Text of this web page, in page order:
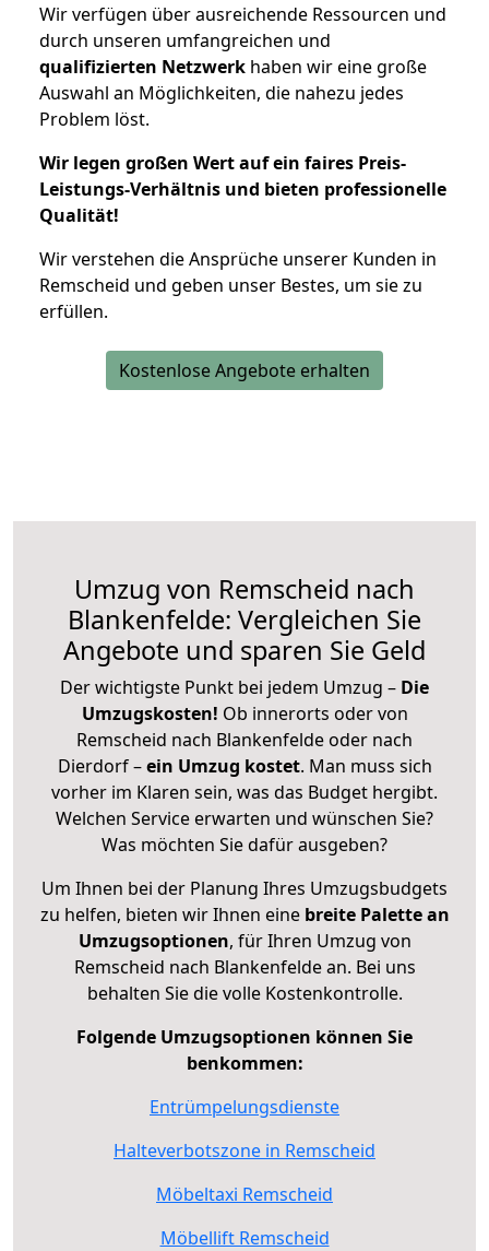
Wir verfügen über ausreichende Ressourcen und
durch unseren umfangreichen und
qualifizierten Netzwerk haben wir eine große
Auswahl an Möglichkeiten, die nahezu jedes
Problem löst.
Wir legen großen Wert auf ein faires Preis-
Leistungs-Verhältnis und bieten professionelle
Qualität!
Wir verstehen die Ansprüche unserer Kunden in
Remscheid und geben unser Bestes, um sie zu
erfüllen.
Kostenlose Angebote erhalten
Umzug von Remscheid nach
Blankenfelde: Vergleichen Sie
Angebote und sparen Sie Geld
Der wichtigste Punkt bei jedem Umzug – Die
Umzugskosten! Ob innerorts oder von
Remscheid nach Blankenfelde oder nach
Dierdorf –ein Umzug kostet. Man muss sich
vorher im Klaren sein, was das Budget hergibt.
Welchen Service erwarten und wünschen Sie?
Was möchten Sie dafür ausgeben?
Um Ihnen bei der Planung Ihres Umzugsbudgets
zu helfen, bieten wir Ihnen eine breite Palette an
Umzugsoptionen, für Ihren Umzug von
Remscheid nach Blankenfelde an. Bei uns
behalten Sie die volle Kostenkontrolle.
Folgende Umzugsoptionen können Sie
benkommen:
Entrümpelungsdienste
Halteverbotszone in Remscheid
Möbeltaxi Remscheid
Möbellift Remscheid